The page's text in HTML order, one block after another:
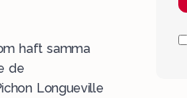
haft samma
de
Longueville